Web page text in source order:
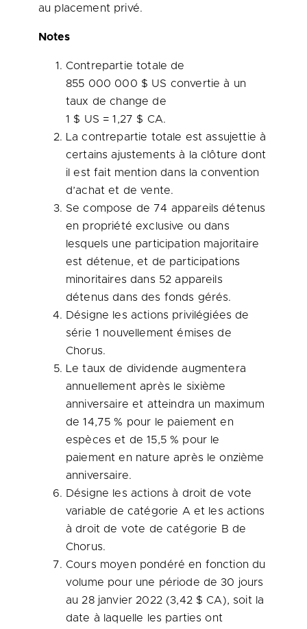
au placement privé.
Notes
Contrepartie totale de
855 000 000 $ US convertie à un
taux de change de
1 $ US = 1,27 $ CA.
La contrepartie totale est assujettie à
certains ajustements à la clôture dont
il est fait mention dans la convention
d’achat et de vente.
Se compose de 74 appareils détenus
en propriété exclusive ou dans
lesquels une participation majoritaire
est détenue, et de participations
minoritaires dans 52 appareils
détenus dans des fonds gérés.
Désigne les actions privilégiées de
série 1 nouvellement émises de
Chorus.
Le taux de dividende augmentera
annuellement après le sixième
anniversaire et atteindra un maximum
de 14,75 % pour le paiement en
espèces et de 15,5 % pour le
paiement en nature après le onzième
anniversaire.
Désigne les actions à droit de vote
variable de catégorie A et les actions
à droit de vote de catégorie B de
Chorus.
Cours moyen pondéré en fonction du
volume pour une période de 30 jours
au 28 janvier 2022 (3,42 $ CA), soit la
date à laquelle les parties ont